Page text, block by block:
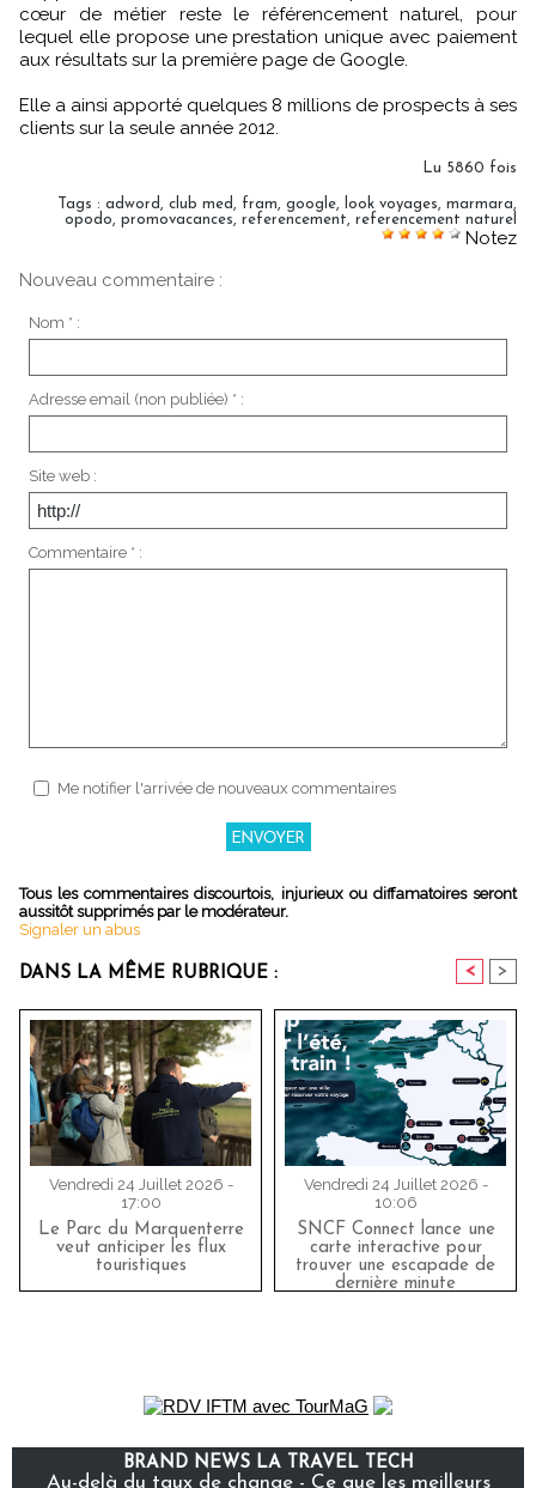
cœur de métier reste le référencement naturel, pour
lequel elle propose une prestation unique avec paiement
aux résultats sur la première page de Google.
Elle a ainsi apporté quelques 8 millions de prospects à ses
clients sur la seule année 2012.
Lu 5860 fois
Tags : adword, club med, fram, google, look voyages, marmara,
opodo, promovacances, referencement, referencement naturel
Notez
Nouveau commentaire :
Nom * :
Adresse email (non publiée) * :
Site web :
Commentaire * :
Me notifier l'arrivée de nouveaux commentaires
Tous les commentaires discourtois, injurieux ou diffamatoires seront
aussitôt supprimés par le modérateur.
Signaler un abus
DANS LA MÊME RUBRIQUE : < >
Vendredi 24 Juillet 2026 -
17:00
Le Parc du Marquenterre
veut anticiper les flux
touristiques
Vendredi 24 Juillet 2026 -
10:06
SNCF Connect lance une
carte interactive pour
trouver une escapade de
dernière minute
BRAND NEWS LA TRAVEL TECH
Au-delà du taux de change - Ce que les meilleurs